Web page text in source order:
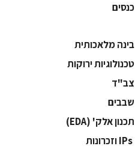
כנסים
בינה מלאכותית
‫טכנולוגיות ירוקות‬
‫צב"ד‬
‫שבבים‬
‫תכנון אלק' (‪(EDA‬‬